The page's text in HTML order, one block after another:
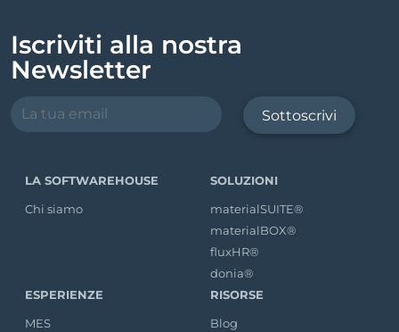
Iscriviti alla nostra
Newsletter
Sottoscrivi
LA SOFTWAREHOUSE
Chi siamo
SOLUZIONI
materialSUITE®
materialBOX®
fluxHR®
donia®
ESPERIENZE
MES
RISORSE
Blog